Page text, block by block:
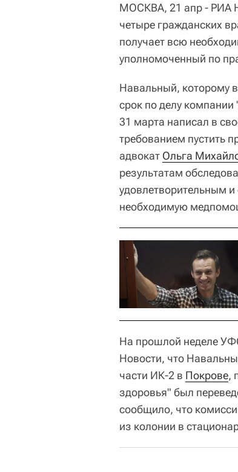
МОСКВА, 21 апр - РИА
четыре гражданских
получает всю
уполномоченный по
Навальный, которому
срок по делу
31 марта написал в
требованием пустить
адвокат Ольга
результатам
удовлетворительным
необходимую
На прошлой неделе
Новости, что
части ИК-2 в Покрове,
здоровья" был
сообщило, что
из колонии в